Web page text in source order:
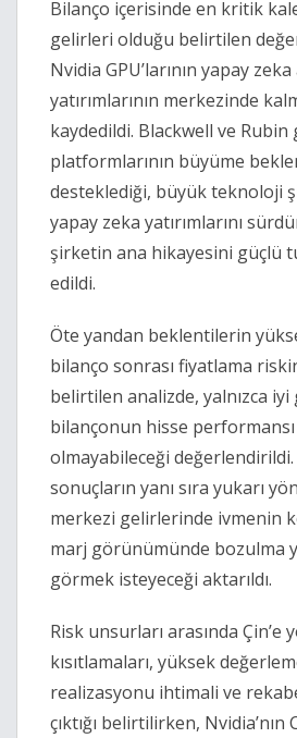
Bilanço içerisinde en kritik
gelirleri olduğu belirtilen
Nvidia GPU’larının yapay zeka
yatırımlarının merkezinde
kaydedildi. Blackwell ve
platformlarının büyüme
desteklediği, büyük teknoloji
yapay zeka yatırımlarını
şirketin ana hikayesini güçlü
edildi.
Öte yandan beklentilerin
bilanço sonrası fiyatlama
belirtilen analizde, yalnızca
bilançonun hisse performansı
olmayabileceği değerlendirildi.
sonuçların yanı sıra yukarı
merkezi gelirlerinde ivmenin
marj görünümünde bozulma
görmek isteyeceği aktarıldı.
Risk unsurları arasında Çin’e
kısıtlamaları, yüksek
realizasyonu ihtimali ve
çıktığı belirtilirken,